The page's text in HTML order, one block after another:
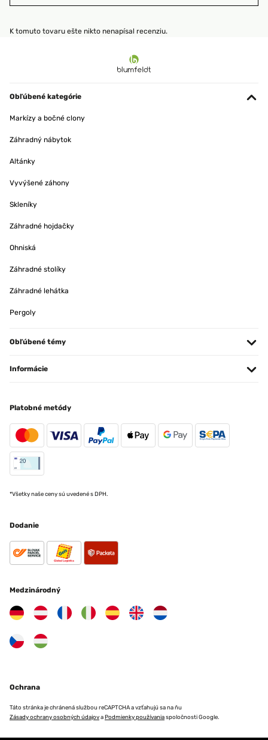
K tomuto tovaru ešte nikto nenapísal recenziu.
Obľúbené kategórie
Markízy a bočné clony
Záhradný nábytok
Altánky
Vyvýšené záhony
Skleníky
Záhradné hojdačky
Ohniská
Záhradné stolíky
Záhradné lehátka
Pergoly
Obľúbené témy
Informácie
Platobné metódy
*Všetky naše ceny sú uvedené s DPH.
Dodanie
Medzinárodný
Ochrana
Táto stránka je chránená službou reCAPTCHA a vzťahujú sa na ňu
Zásady ochrany osobných údajovaPodmienky používaniaspoločnosti Google.